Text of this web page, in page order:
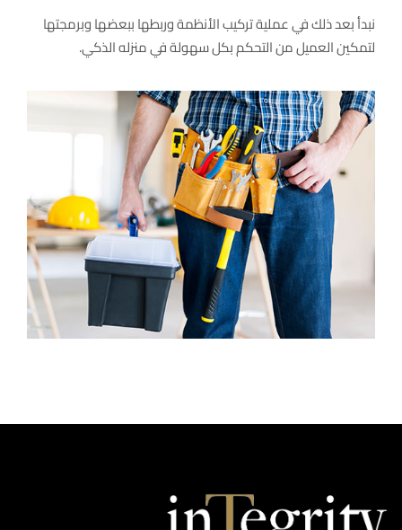
نبدأ بعد ذلك في عملية تركيب الأنظمة وربطها ببعضها وبرمجتها
لتمكين العميل من التحكم بكل سهولة في منزله الذكي.